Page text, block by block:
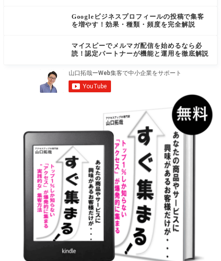
Googleビジネスプロフィールの投稿で集客
を増やす！効果・種類・頻度を完全解説
マイスピーでメルマガ配信を始めるなら必
読！認定パートナーが機能と運用を徹底解説